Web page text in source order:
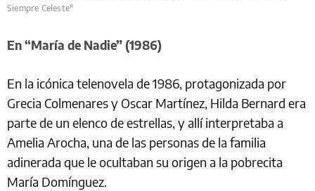
Siempre Celeste"
En “María de Nadie” (1986)
En la icónica telenovela de 1986, protagonizada por
Grecia Colmenares y Oscar Martínez, Hilda Bernard era
parte de un elenco de estrellas, y allí interpretaba a
Amelia Arocha, una de las personas de la familia
adinerada que le ocultaban su origen a la pobrecita
María Domínguez.